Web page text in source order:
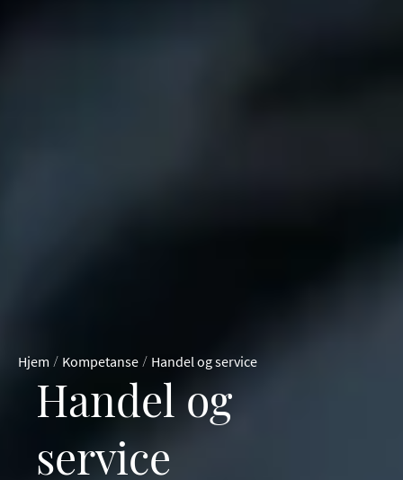
Hjem / Kompetanse / Handel og service
Handel og
service